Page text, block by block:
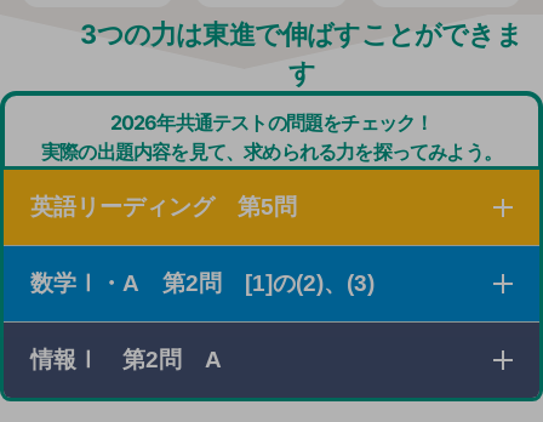
3つの力は東進で伸ばすことができま
す
2026年共通テストの問題をチェック！
実際の出題内容を見て、求められる力を探ってみよう。
英語リーディング 第5問
３つの素材を読み、それぞれの概要を把握したり、設問
の条件に従って必要な情報を探し出したりする問題。
数学Ⅰ・A 第2問 [1]の(2)、(3)
xの値の範囲とそのときの最大値と最小値に関する条件
がさまざまな形で与えられている場合に、条件を満たす
情報Ⅰ 第2問 A